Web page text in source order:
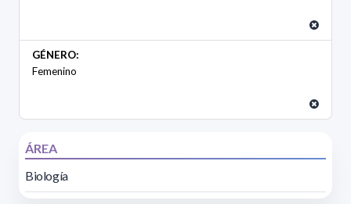
GÉNERO:
Femenino
ÁREA
Biología